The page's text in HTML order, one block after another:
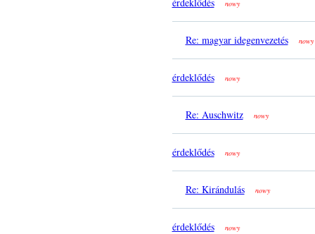
nowy
Re: magyar idegenvezetés nowy
érdeklődés nowy
Re: Auschwitz nowy
érdeklődés nowy
Re: Kirándulás nowy
érdeklődés nowy